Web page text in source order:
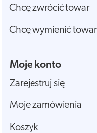
Chcę zwrócić towar
Chcę wymienić towar
Moje konto
Zarejestruj się
Moje zamówienia
Koszyk